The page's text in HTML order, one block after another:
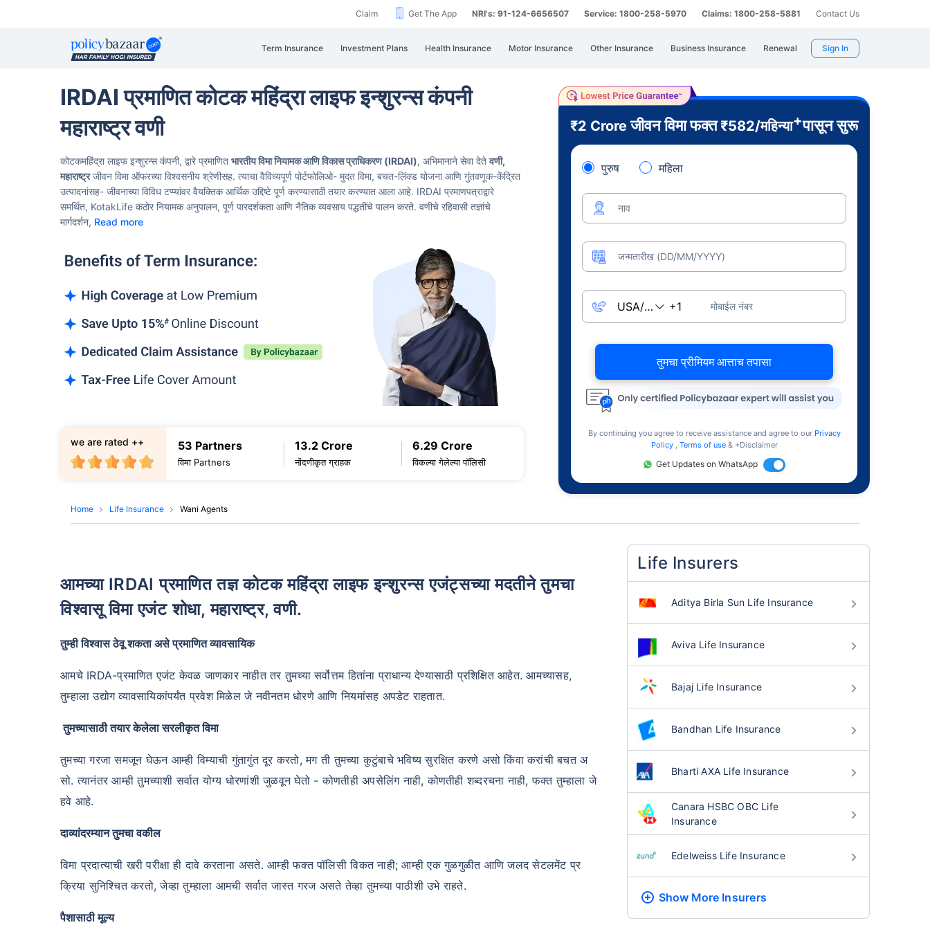
Claim Get The App NRI's: 91-124-6656507 Service: 1800-258-5970 Claims: 1800-258-5881 Contact Us
Term Insurance Investment Plans Health Insurance Motor Insurance Other Insurance Business Insurance Renewal Sign In
IRDAI प्रमाणित कोटक महिंद्रा लाइफ इन्शुरन्स कंपनी
महाराष्ट्र वणी
कोटकमहिंद्रा लाइफ इन्शुरन्स कंपनी, द्वारे प्रमाणित भारतीय विमा नियामक आणि विकास प्राधिकरण (IRDAI), अभिमानाने सेवा देतेवणी,
महाराष्ट्रजीवन विमा ऑफरच्या विश्वसनीय श्रेणीसह. त्याचा वैविध्यपूर्ण पोर्टफोलिओ- मुदत विमा, बचत-लिंक्ड योजना आणि गुंतवणूक-केंद्रित
उत्पादनांसह- जीवनाच्या विविध टप्प्यांवर वैयक्तिक आर्थिक उद्दिष्टे पूर्ण करण्यासाठी तयार करण्यात आला आहे. IRDAI प्रमाणपत्राद्वारे
समर्थित, KotakLife कठोर नियामक अनुपालन, पूर्ण पारदर्शकता आणि नैतिक व्यवसाय पद्धतींचे पालन करते. वणीचे रहिवासी तज्ञांचे
मार्गदर्शन, Read more
53 Partners
विमा Partners
13.2 Crore
नोंदणीकृत ग्राहक
6.29 Crore
विकल्या गेलेल्या पॉलिसी
we are rated ++
₹2 Croreजीवन विमा फक्त₹582/महिन्या+पासून सुरू
पुरुष महिला
नाव
जन्मतारीख (DD/MM/YYYY)
मोबाईल नंबर
तुमचा प्रीमियम आत्ताच तपासा
By continuing you agree to receive assistance and agree to our Privacy
Policy
Terms of use & +Disclaimer
Get Updates on WhatsApp
Home Life Insurance Wani Agents
आमच्या IRDAI प्रमाणित तज्ञ कोटक महिंद्रा लाइफ इन्शुरन्स एजंट्सच्या मदतीने तुमचा
विश्वासू विमा एजंट शोधा, महाराष्ट्र, वणी.
तुम्ही विश्वास ठेवू शकता असे प्रमाणित व्यावसायिक
आमचे IRDA-प्रमाणित एजंट केवळ जाणकार नाहीत तर तुमच्या सर्वोत्तम हितांना प्राधान्य देण्यासाठी प्रशिक्षित आहेत. आमच्यासह,
तुम्हाला उद्योग व्यावसायिकांपर्यंत प्रवेश मिळेल जे नवीनतम धोरणे आणि नियमांसह अपडेट राहतात.
तुमच्यासाठी तयार केलेला सरलीकृत विमा
तुमच्या गरजा समजून घेऊन आम्ही विम्याची गुंतागुंत दूर करतो, मग ती तुमच्या कुटुंबाचे भविष्य सुरक्षित करणे असो किंवा करांची बचत अ
सो. त्यानंतर आम्ही तुमच्याशी सर्वात योग्य धोरणांशी जुळवून घेतो - कोणतीही अपसेलिंग नाही, कोणतीही शब्दरचना नाही, फक्त तुम्हाला जे
हवे आहे.
दाव्यांदरम्यान तुमचा वकील
विमा प्रदात्याची खरी परीक्षा ही दावे करताना असते. आम्ही फक्त पॉलिसी विकत नाही; आम्ही एक गुळगुळीत आणि जलद सेटलमेंट प्र
क्रिया सुनिश्चित करतो, जेव्हा तुम्हाला आमची सर्वात जास्त गरज असते तेव्हा तुमच्या पाठीशी उभे राहते.
पैशासाठी मूल्य
Life Insurers
Aditya Birla Sun Life Insurance
Aviva Life Insurance
Bajaj Life Insurance
Bandhan Life Insurance
Bharti AXA Life Insurance
Canara HSBC OBC Life
Insurance
Edelweiss Life Insurance
Show More Insurers